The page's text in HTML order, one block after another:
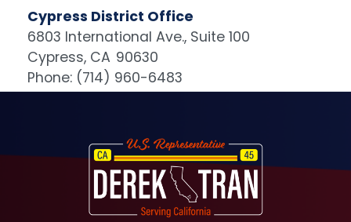
Cypress District Office
6803 International Ave., Suite 100
Cypress, CA90630
Phone: (714) 960-6483